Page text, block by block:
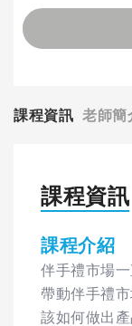
課程資訊 老師簡
課程資訊
課程介紹
伴手禮市場
帶動伴手禮
該如何做出